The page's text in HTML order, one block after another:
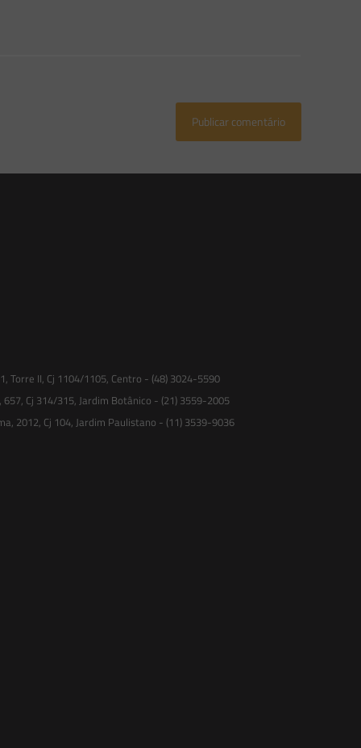
Torre II, Cj 1104/1105, Centro - (48) 3024-5590
Cj 314/315, Jardim Botânico - (21) 3559-2005
2012, Cj 104, Jardim Paulistano - (11) 3539-9036